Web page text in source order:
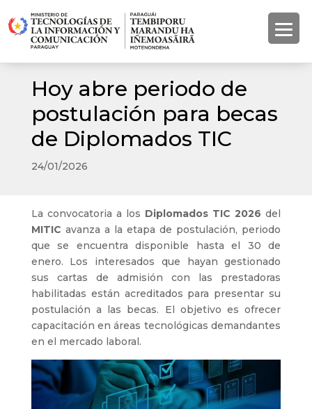
Hoy abre periodo de
postulación para becas
de Diplomados TIC
24/01/2026
La convocatoria a los Diplomados TIC 2026 del
MITIC avanza a la etapa de postulación, periodo
que se encuentra disponible hasta el 30 de
enero. Los interesados que hayan gestionado
sus cartas de admisión con las prestadoras
habilitadas están acreditados para presentar su
postulación a las becas. El objetivo es ofrecer
capacitación en áreas tecnológicas demandantes
en el mercado laboral.